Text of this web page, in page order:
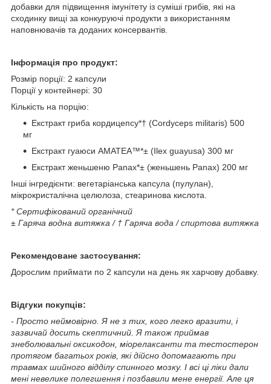
добавки для підвищення імунітету із суміші грибів, які на
сходинку вищі за конкуруючі продукти з використанням
наповнювачів та доданих консервантів.
Інформація про продукт:
Розмір порції: 2 капсули
Порції у контейнері: 30
Кількість на порцію:
Екстракт гриба кордицепсу*† (Cordyceps militaris) 500
мг
Екстракт гуаюси AMATEA™*± (Ilex guayusa) 300 мг
Екстракт женьшеню Panax*± (женьшень Panax) 200 мг
Інші інгредієнти: вегетаріанська капсула (пулулан),
мікрокристалічна целюлоза, стеаринова кислота.
* Сертифікований органічний
± Гаряча водна витяжка / † Гаряча вода / спиртова витяжка
Рекомендоване застосування:
Дорослим приймати по 2 капсули на день як харчову добавку.
Відгуки покупців:
- Просто неймовірно. Я не з тих, кого легко вразити, і
зазвичай досить скептичний. Я також приймав
знеболювальні оксикодон, міорелаксанти та тестостерон
протягом багатьох років, які дійсно допомагають при
травмах шийного відділу спинного мозку. І всі ці ліки дали
мені невелике полегшення і позбавили мене енергії. Але ця